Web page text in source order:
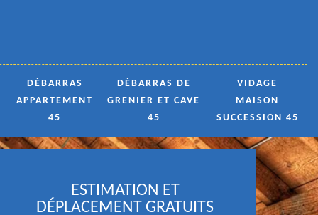
DÉBARRAS
APPARTEMENT
45
DÉBARRAS DE
GRENIER ET CAVE
45
VIDAGE
MAISON
SUCCESSION 45
ESTIMATION ET
DÉPLACEMENT GRATUITS